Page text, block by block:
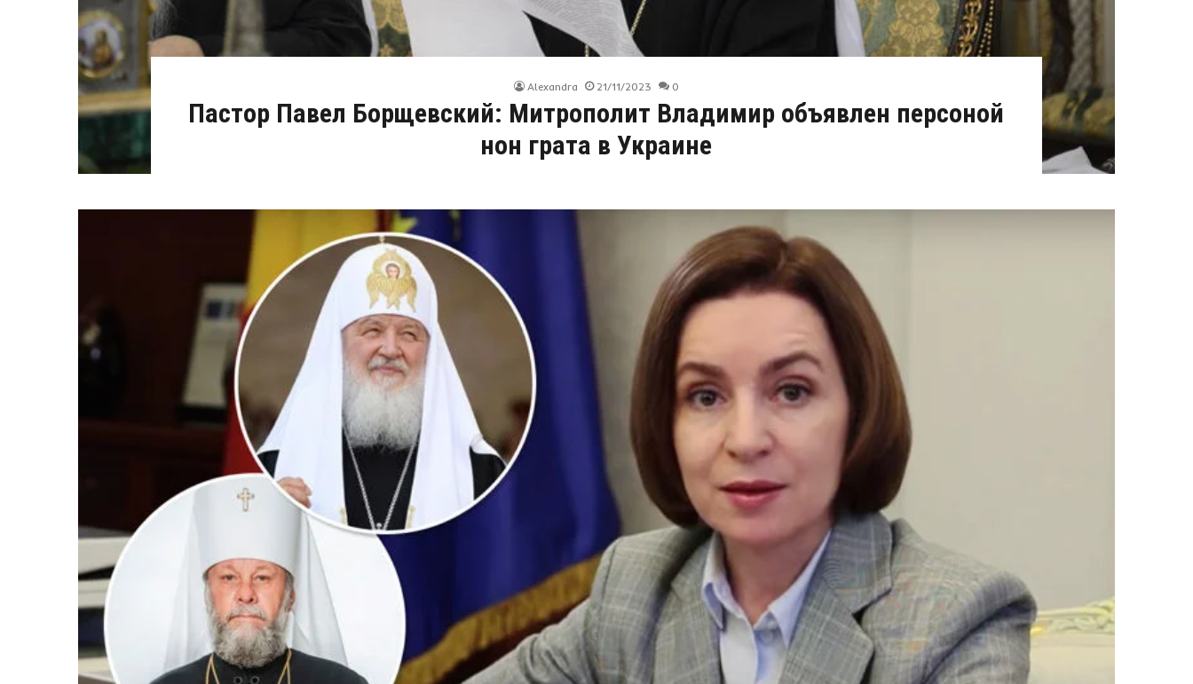
Alexandra 21/11/2023 0
Пастор Павел Борщевский: Митрополит Владимир объявлен персоной
нон грата в Украине